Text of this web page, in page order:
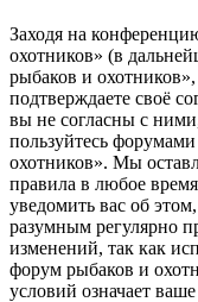
Заходя на
охотников» (в
рыбаков и
подтверждаете своё
вы не согласны с
пользуйтесь
охотников». Мы
правила в любое
уведомить вас об
разумным регулярно
изменений, так как
форум рыбаков и
условий означает